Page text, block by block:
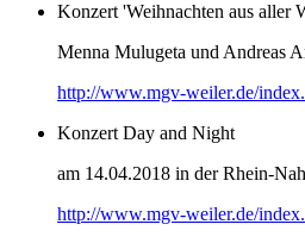
Konzert 'Weihnachten aus aller
Menna Mulugeta und Andreas
http://www.mgv-weiler.de/
Konzert Day and Night
am 14.04.2018 in der Rhein-
http://www.mgv-weiler.de/